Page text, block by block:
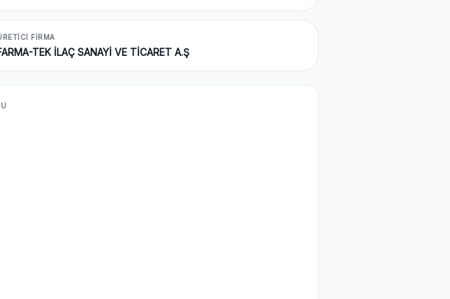
FIRMA
TEK İLAÇ SANAYİ VE TİCARET A.Ş